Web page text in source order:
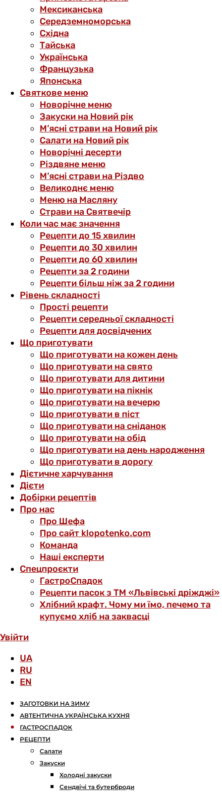
Мексиканська
Середземноморська
Східна
Тайська
Українська
Французька
Японська
Святкове меню
Новорічне меню
Закуски на Новий рік
М’ясні страви на Новий рік
Салати на Новий рік
Новорічні десерти
Різдвяне меню
М’ясні страви на Різдво
Великоднє меню
Меню на Масляну
Страви на Святвечір
Коли час має значення
Рецепти до 15 хвилин
Рецепти до 30 хвилин
Рецепти до 60 хвилин
Рецепти за 2 години
Рецепти більш ніж за 2 години
Рівень складності
Прості рецепти
Рецепти середньої складності
Рецепти для досвідчених
Що приготувати
Що приготувати на кожен день
Що приготувати на свято
Що приготувати для дитини
Що приготувати на пікнік
Що приготувати на вечерю
Що приготувати в піст
Що приготувати на сніданок
Що приготувати на обід
Що приготувати на день народження
Що приготувати в дорогу
Дієтичне харчування
Дієти
Добірки рецептів
Про нас
Про Шефа
Про сайт klopotenko.com
Команда
Наші експерти
Спецпроєкти
ГастроСпадок
Рецепти пасок з ТМ «Львівські дріжджі»
Хлібний крафт. Чому ми їмо, печемо та
купуємо хліб на заквасці
Увійти
UA
RU
EN
ЗАГОТОВКИ НА ЗИМУ
АВТЕНТИЧНА УКРАЇНСЬКА КУХНЯ
ГАСТРОСПАДОК
РЕЦЕПТИ
Салати
Закуски
Холодні закуски
Сендвічі та бутерброди